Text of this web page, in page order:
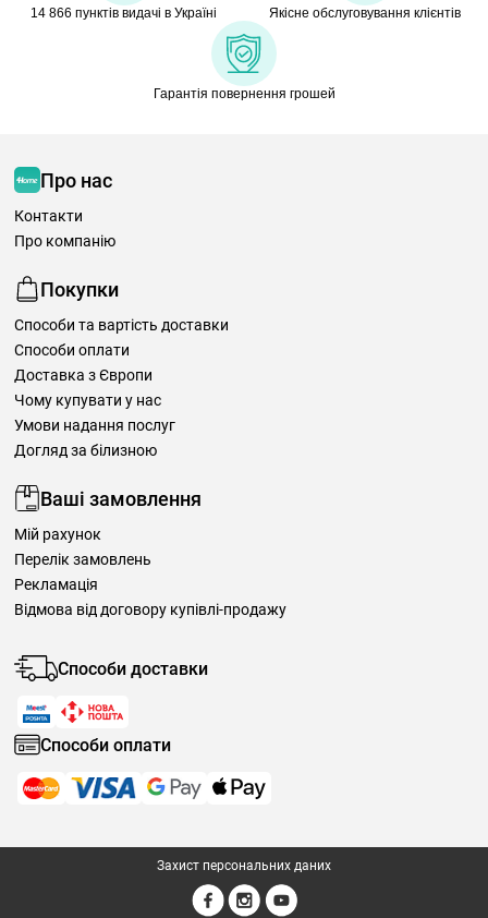
14 866 пунктів видачі в Україні Якісне обслуговування клієнтів
Гарантія повернення грошей
Про нас
Контакти
Про компанію
Покупки
Способи та вартість доставки
Способи оплати
Доставка з Європи
Чому купувати у нас
Умови надання послуг
Догляд за білизною
Ваші замовлення
Мій рахунок
Перелік замовлень
Рекламація
Відмова від договору купівлі-продажу
Способи доставки
Способи оплати
Захист персональних даних